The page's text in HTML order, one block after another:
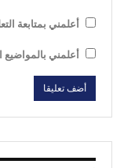
أعلمني بمتابعة
أعلمني بالمواضيع